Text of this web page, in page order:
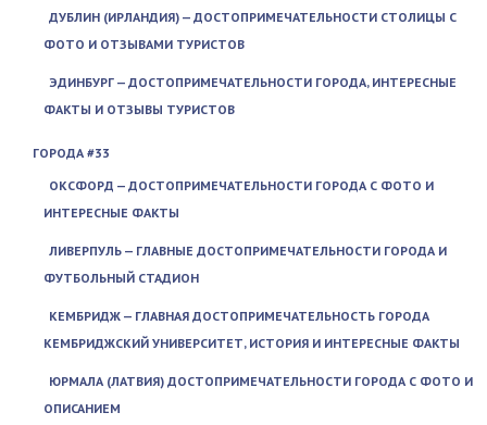
ДУБЛИН (ИРЛАНДИЯ) — ДОСТОПРИМЕЧАТЕЛЬНОСТИ СТОЛИЦЫ С
ФОТО И ОТЗЫВАМИ ТУРИСТОВ
ЭДИНБУРГ — ДОСТОПРИМЕЧАТЕЛЬНОСТИ ГОРОДА, ИНТЕРЕСНЫЕ
ФАКТЫ И ОТЗЫВЫ ТУРИСТОВ
ГОРОДА #33
ОКСФОРД — ДОСТОПРИМЕЧАТЕЛЬНОСТИ ГОРОДА С ФОТО И
ИНТЕРЕСНЫЕ ФАКТЫ
ЛИВЕРПУЛЬ — ГЛАВНЫЕ ДОСТОПРИМЕЧАТЕЛЬНОСТИ ГОРОДА И
ФУТБОЛЬНЫЙ СТАДИОН
КЕМБРИДЖ — ГЛАВНАЯ ДОСТОПРИМЕЧАТЕЛЬНОСТЬ ГОРОДА
КЕМБРИДЖСКИЙ УНИВЕРСИТЕТ, ИСТОРИЯ И ИНТЕРЕСНЫЕ ФАКТЫ
ЮРМАЛА (ЛАТВИЯ) ДОСТОПРИМЕЧАТЕЛЬНОСТИ ГОРОДА С ФОТО И
ОПИСАНИЕМ